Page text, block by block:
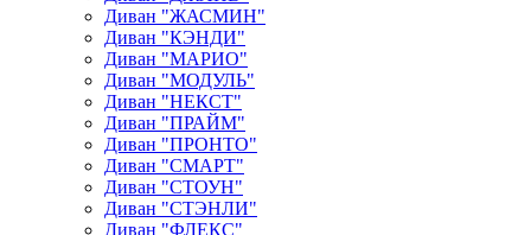
Диван "ЖАСМИН"
Диван "КЭНДИ"
Диван "МАРИО"
Диван "МОДУЛЬ"
Диван "НЕКСТ"
Диван "ПРАЙМ"
Диван "ПРОНТО"
Диван "СМАРТ"
Диван "СТОУН"
Диван "СТЭНЛИ"
Диван "ФЛЕКС"